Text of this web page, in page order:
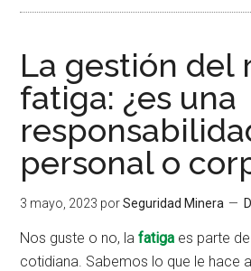
La gestión del
fatiga: ¿es una
personal o
3 mayo, 2023 porSeguridad Minera
Nos guste o no, lafatiga es parte
cotidiana. Sabemos lo que le hace